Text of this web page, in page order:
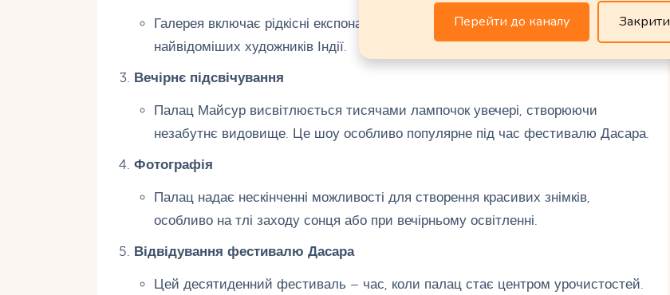
Галерея включає рідкісні експонати, такі як картини Раджі Раві Варми, одного з
найвідоміших художників Індії.
Вечірнє підсвічування
Палац Майсур висвітлюється тисячами лампочок увечері, створюючи
незабутнє видовище. Це шоу особливо популярне під час фестивалю Дасара.
Фотографія
Палац надає нескінченні можливості для створення красивих знімків,
особливо на тлі заходу сонця або при вечірньому освітленні.
Відвідування фестивалю Дасара
Цей десятиденний фестиваль – час, коли палац стає центром урочистостей.
Перейти до каналу Закрити